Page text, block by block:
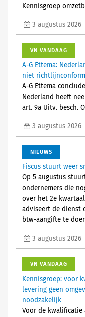
Kennisgroep
3 augustus 2026
VN VANDAAG
A-G Ettema:
niet richtlijnconform
A-G Ettema
Nederland heeft
art. 9a Uitv. besch.
3 augustus 2026
NIEUWS
Fiscus stuurt weer
Op 5 augustus
ondernemers die
over het 2e
adviseert de dienst
btw-aangifte te
3 augustus 2026
VN VANDAAG
Kennisgroep: voor
levering geen
noodzakelijk
Voor de